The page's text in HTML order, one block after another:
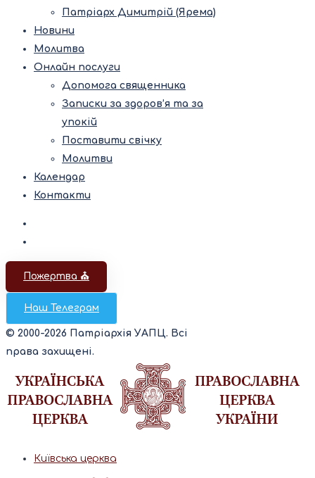
Патріарх Димитрій (Ярема)
Новини
Молитва
Онлайн послуги
Допомога священника
Записки за здоров’я та за
упокій
Поставити свічку
Молитви
Календар
Контакти
Пожертва ⛪️
Наш Телеграм
© 2000-2026 Патріархія УАПЦ. Всі
права захищені.
Київська церква